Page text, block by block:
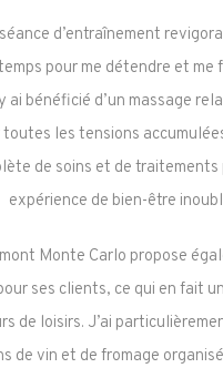
d’entraînement
pour me détendre et me
ai bénéficié d’un massage
les tensions
de soins et de
expérience de bien-être
Monte Carlo propose
ses clients, ce qui en fait
de loisirs. J’ai
de vin et de fromage